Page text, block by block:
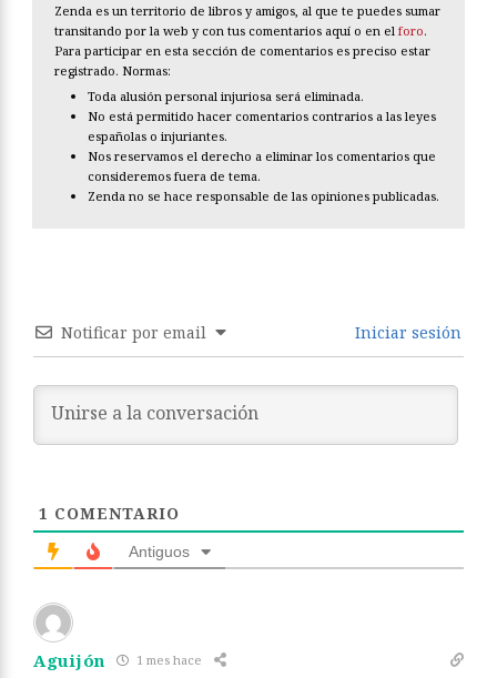
Zenda es un territorio de libros y amigos, al que te puedes sumar
transitando por la web y con tus comentarios aquí o en el foro.
Para participar en esta sección de comentarios es preciso estar
registrado. Normas:
Toda alusión personal injuriosa será eliminada.
No está permitido hacer comentarios contrarios a las leyes
españolas o injuriantes.
Nos reservamos el derecho a eliminar los comentarios que
consideremos fuera de tema.
Zenda no se hace responsable de las opiniones publicadas.
Notificar por email Iniciar sesión
1 COMENTARIO
Antiguos
Aguijón 1 mes hace